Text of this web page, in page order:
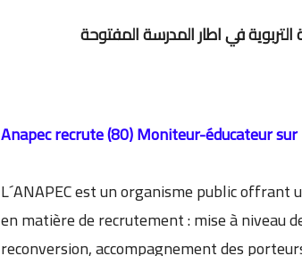
Anapec recrute(80) Moniteur-éducateursur
L´ANAPEC est un organisme public offrant
en matière de recrutement : mise à
reconversion, accompagnement des